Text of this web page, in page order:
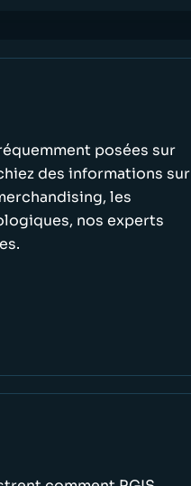
posées sur
des informations sur
les
nos experts